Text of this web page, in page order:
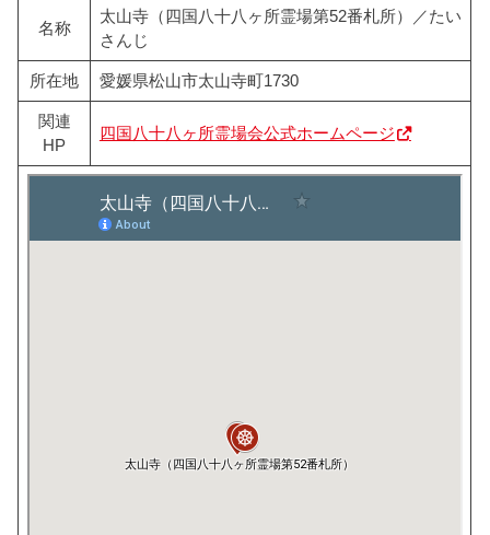
名称
太山寺（四国八十八ヶ所霊場第52番札所）／たい
さんじ
所在地 愛媛県松山市太山寺町1730
関連
HP
四国八十八ヶ所霊場会公式ホームページ